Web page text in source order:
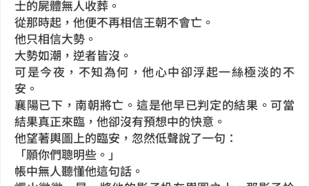
士的屍體無人收葬。
從那時起，他便不再相信王朝不會亡。
他只相信大勢。
大勢如潮，逆者皆沒。
可是今夜，不知為何，他心中卻浮起一絲極淡的不
安。
襄陽已下，南朝將亡。這是他早已判定的結果。可當
結果真正來臨，他卻沒有預想中的快意。
他望著輿圖上的臨安，忽然低聲說了一句：
「願你們聰明些。」
帳中無人聽懂他這句話。